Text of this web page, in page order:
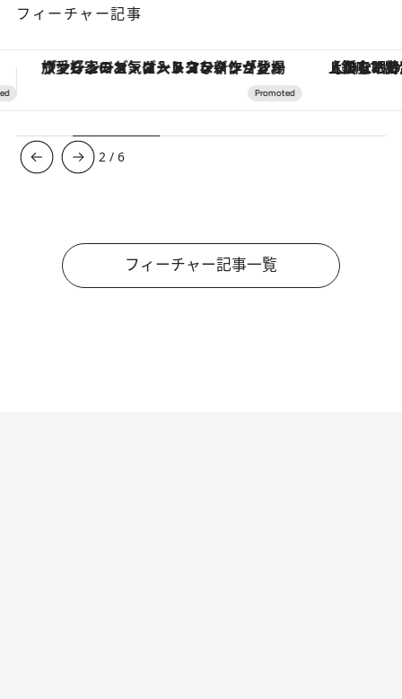
フィーチャー記事
【銀座で出合う最旬美容】美髪ケアや上質な眠り…セルフケアのアップデートから、特別な名入れギフトまで。大人のための「ReFa GINZA」クルーズ
3 /6
フィーチャー記事一覧